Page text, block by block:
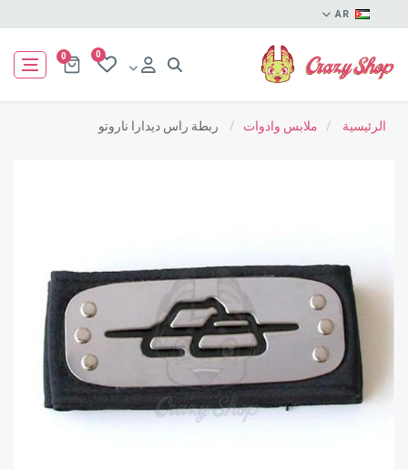
AR
0
0
الرئيسية / ملابس وادوات / ربطة راس ديدارا ناروتو